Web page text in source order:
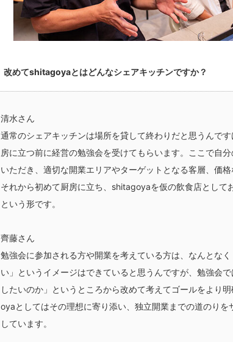
改めてshitagoyaとはどんなシェアキッチンですか？
清水さん
通常のシェアキッチンは場所を貸して終わりだと思うんで
房に立つ前に経営の勉強会を受けてもらいます。ここで自
いただき、適切な開業エリアやターゲットとなる客層、価格
それから初めて厨房に立ち、shitagoyaを仮の飲食店として
という形です。
齊藤さん
勉強会に参加される方や開業を考えている方は、なんとな
い」というイメージはできていると思うんですが、勉強会
したいのか」というところから改めて考えてゴールをより
oyaとしてはその理想に寄り添い、独立開業までの道のりを
しています。